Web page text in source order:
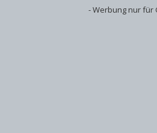
- Werbung nur für